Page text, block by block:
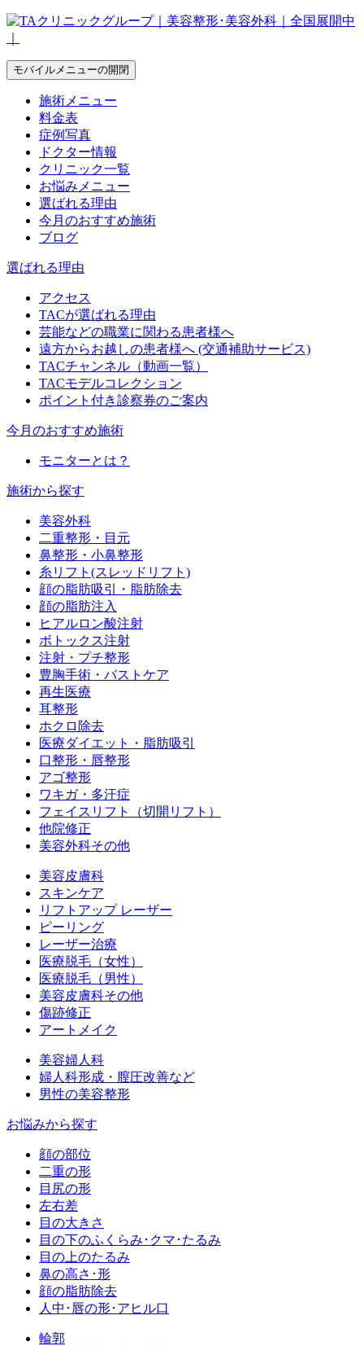
モバイルメニューの開閉
施術メニュー
料金表
症例写真
ドクター情報
クリニック一覧
お悩みメニュー
選ばれる理由
今月のおすすめ施術
ブログ
選ばれる理由
アクセス
TACが選ばれる理由
芸能などの職業に関わる患者様へ
遠方からお越しの患者様へ (交通補助サービス)
TACチャンネル（動画一覧）
TACモデルコレクション
ポイント付き診察券のご案内
今月のおすすめ施術
モニターとは？
施術から探す
美容外科
二重整形・目元
鼻整形・小鼻整形
糸リフト(スレッドリフト)
顔の脂肪吸引・脂肪除去
顔の脂肪注入
ヒアルロン酸注射
ボトックス注射
注射・プチ整形
豊胸手術・バストケア
再生医療
耳整形
ホクロ除去
医療ダイエット・脂肪吸引
口整形・唇整形
アゴ整形
ワキガ・多汗症
フェイスリフト（切開リフト）
他院修正
美容外科その他
美容皮膚科
スキンケア
リフトアップ レーザー
ピーリング
レーザー治療
医療脱毛（女性）
医療脱毛（男性）
美容皮膚科その他
傷跡修正
アートメイク
美容婦人科
婦人科形成・膣圧改善など
男性の美容整形
お悩みから探す
顔の部位
二重の形
目尻の形
左右差
目の大きさ
目の下のふくらみ･クマ･たるみ
目の上のたるみ
鼻の高さ･形
顔の脂肪除去
人中･唇の形･アヒル口
輪郭